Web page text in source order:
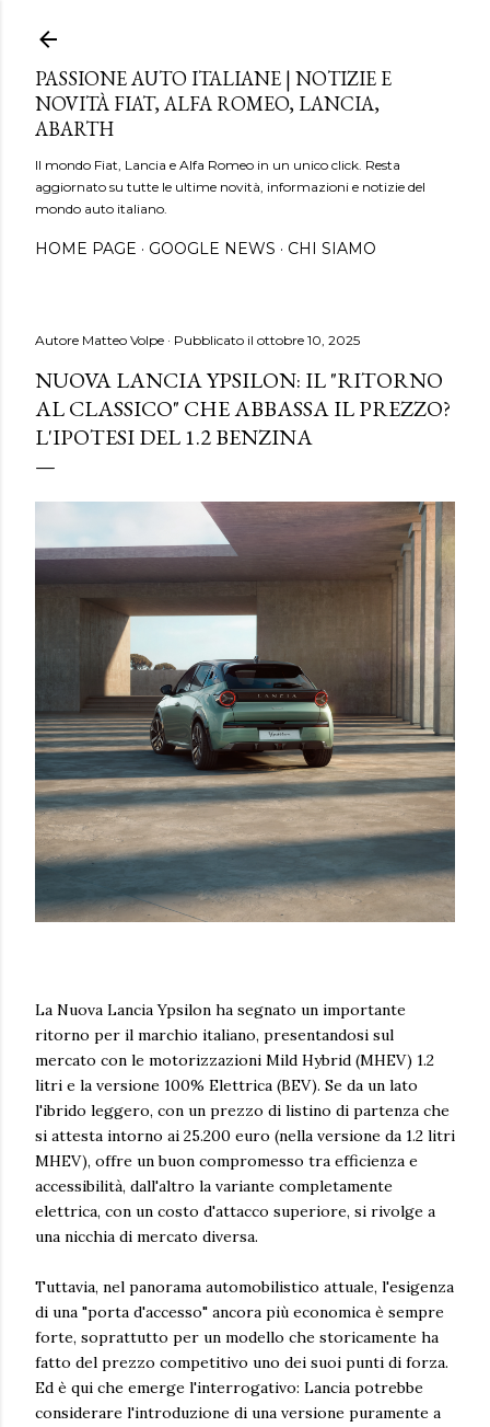
PASSIONE AUTO ITALIANE | NOTIZIE E
NOVITÀ FIAT, ALFA ROMEO, LANCIA,
ABARTH
Il mondo Fiat, Lancia e Alfa Romeo in un unico click. Resta
aggiornato su tutte le ultime novità, informazioni e notizie del
mondo auto italiano.
HOME PAGE GOOGLE NEWS CHI SIAMO
Autore Matteo Volpe Pubblicato il ottobre 10, 2025
NUOVA LANCIA YPSILON: IL "RITORNO
AL CLASSICO" CHE ABBASSA IL PREZZO?
L'IPOTESI DEL 1.2 BENZINA
La Nuova Lancia Ypsilon ha segnato un importante
ritorno per il marchio italiano, presentandosi sul
mercato con le motorizzazioni Mild Hybrid (MHEV) 1.2
litri e la versione 100% Elettrica (BEV). Se da un lato
l'ibrido leggero, con un prezzo di listino di partenza che
si attesta intorno ai 25.200 euro (nella versione da 1.2 litri
MHEV), offre un buon compromesso tra efficienza e
accessibilità, dall'altro la variante completamente
elettrica, con un costo d'attacco superiore, si rivolge a
una nicchia di mercato diversa.
Tuttavia, nel panorama automobilistico attuale, l'esigenza
di una "porta d'accesso" ancora più economica è sempre
forte, soprattutto per un modello che storicamente ha
fatto del prezzo competitivo uno dei suoi punti di forza.
Ed è qui che emerge l'interrogativo: Lancia potrebbe
considerare l'introduzione di una versione puramente a